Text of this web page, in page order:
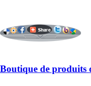
Boutique de produits